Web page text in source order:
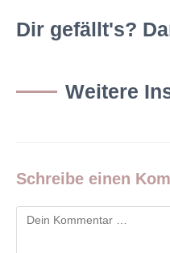
Dir gefällt's?
Weitere
Schreibe einen